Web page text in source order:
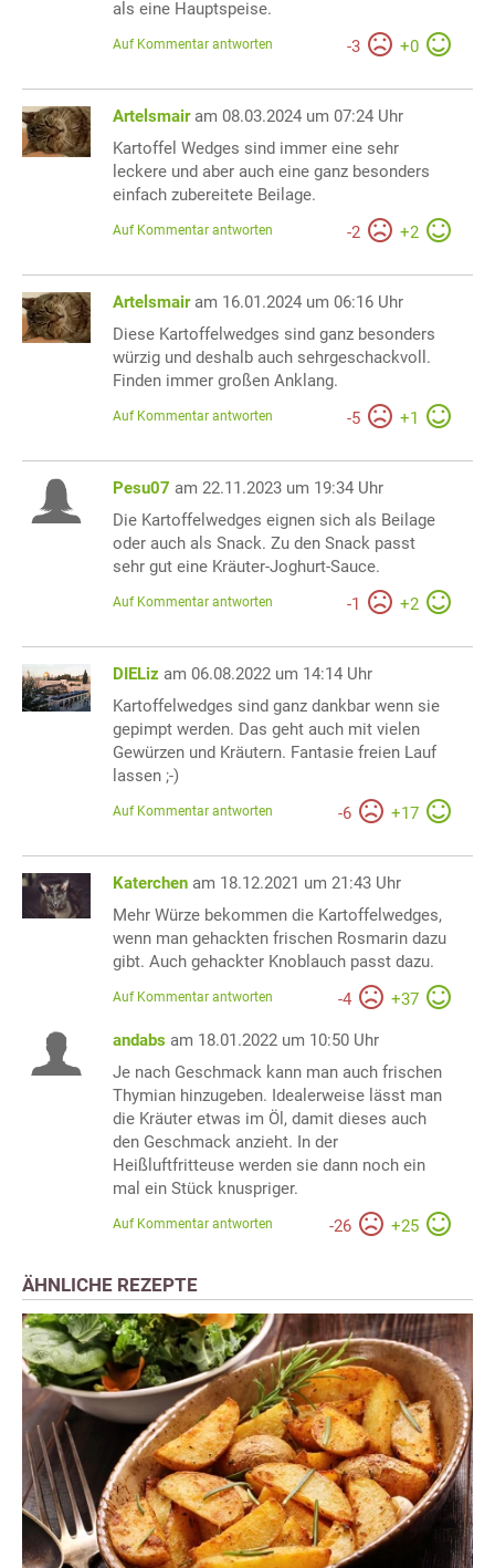
als eine Hauptspeise.
-3 +0
Auf Kommentar antworten
Artelsmair am 08.03.2024 um 07:24 Uhr
Kartoffel Wedges sind immer eine sehr
leckere und aber auch eine ganz besonders
einfach zubereitete Beilage.
-2 +2
Auf Kommentar antworten
Artelsmair am 16.01.2024 um 06:16 Uhr
Diese Kartoffelwedges sind ganz besonders
würzig und deshalb auch sehrgeschackvoll.
Finden immer großen Anklang.
-5 +1
Auf Kommentar antworten
Pesu07 am 22.11.2023 um 19:34 Uhr
Die Kartoffelwedges eignen sich als Beilage
oder auch als Snack. Zu den Snack passt
sehr gut eine Kräuter-Joghurt-Sauce.
-1 +2
Auf Kommentar antworten
DIELiz am 06.08.2022 um 14:14 Uhr
Kartoffelwedges sind ganz dankbar wenn sie
gepimpt werden. Das geht auch mit vielen
Gewürzen und Kräutern. Fantasie freien Lauf
lassen ;-)
-6 +17
Auf Kommentar antworten
Katerchen am 18.12.2021 um 21:43 Uhr
Mehr Würze bekommen die Kartoffelwedges,
wenn man gehackten frischen Rosmarin dazu
gibt. Auch gehackter Knoblauch passt dazu.
-4 +37
Auf Kommentar antworten
andabs am 18.01.2022 um 10:50 Uhr
Je nach Geschmack kann man auch frischen
Thymian hinzugeben. Idealerweise lässt man
die Kräuter etwas im Öl, damit dieses auch
den Geschmack anzieht. In der
Heißluftfritteuse werden sie dann noch ein
mal ein Stück knuspriger.
-26 +25
Auf Kommentar antworten
ÄHNLICHE REZEPTE